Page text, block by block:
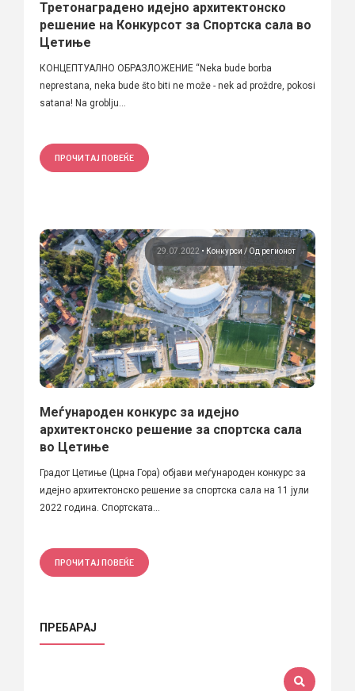
Третонаграденo идејно архитектонско
решение на Конкурсот за Спортска сала во
Цетиње
КОНЦЕПТУАЛНО ОБРАЗЛОЖЕНИЕ “Neka bude borba
neprestana, neka bude što biti ne može - nek ad proždre, pokosi
satana! Na groblju...
ПРОЧИТАЈ ПОВЕЌЕ
29.07.2022 • Конкурси Од регионот
Меѓународен конкурс за идејно
архитектонско решение за спортска сала
во Цетиње
Градот Цетиње (Црна Гора) објави меѓународен конкурс за
идејно архитектонско решение за спортска сала на 11 јули
2022 година. Спортската...
ПРОЧИТАЈ ПОВЕЌЕ
ПРЕБАРАЈ